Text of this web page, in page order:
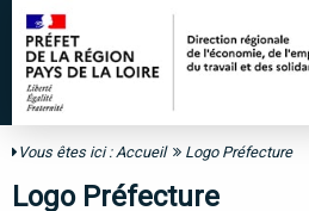
Vous êtes ici :Accueil Logo Préfecture
Logo Préfecture